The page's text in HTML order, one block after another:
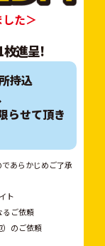
た＞
枚進呈!
持込
らせて頂き
あらかじめご了承
ト
るご依頼
）のご依頼